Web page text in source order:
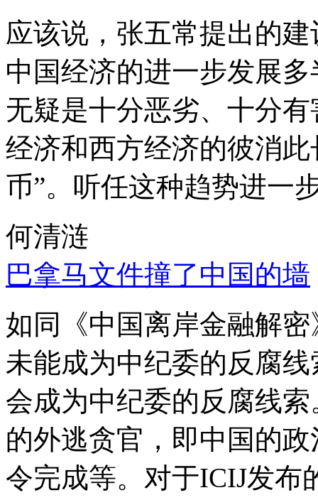
应该说，张五常提出的
中国经济的进一步发展
无疑是十分恶劣、十分
经济和西方经济的彼消
币”。听任这种趋势进一
何清涟
巴拿马文件撞了中国的墙
如同《中国离岸金融解
未能成为中纪委的反腐
会成为中纪委的反腐线
的外逃贪官，即中国的
令完成等。对于ICIJ发布